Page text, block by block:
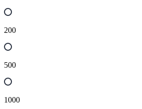
200
500
1000